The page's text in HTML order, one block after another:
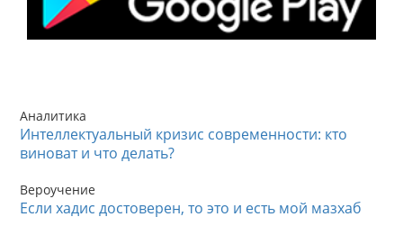
Аналитика
Интеллектуальный кризис современности: кто
виноват и что делать?
Вероучение
Если хадис достоверен, то это и есть мой мазхаб